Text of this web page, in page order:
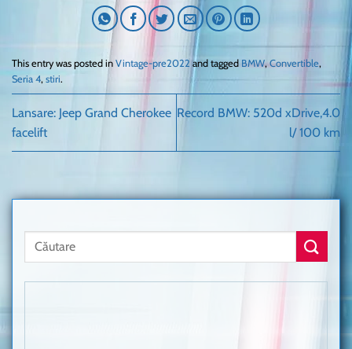
This entry was posted in Vintage-pre2022and tagged BMW,Convertible,
Seria 4, stiri.
Lansare: Jeep Grand Cherokee
facelift
Record BMW: 520d xDrive,4.0
l/ 100 km